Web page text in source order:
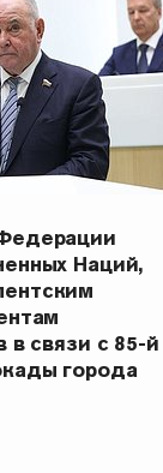
Наций,
в связи с 85-й
города